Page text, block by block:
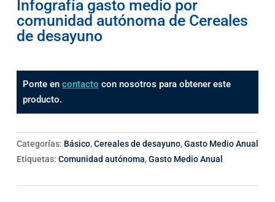
Infografía gasto medio por
comunidad autónoma de Cereales
de desayuno
Ponte en contacto con nosotros para obtener este
producto.
Categorías: Básico,Cereales de desayuno,Gasto Medio Anual
Etiquetas: Comunidad autónoma,Gasto Medio Anual